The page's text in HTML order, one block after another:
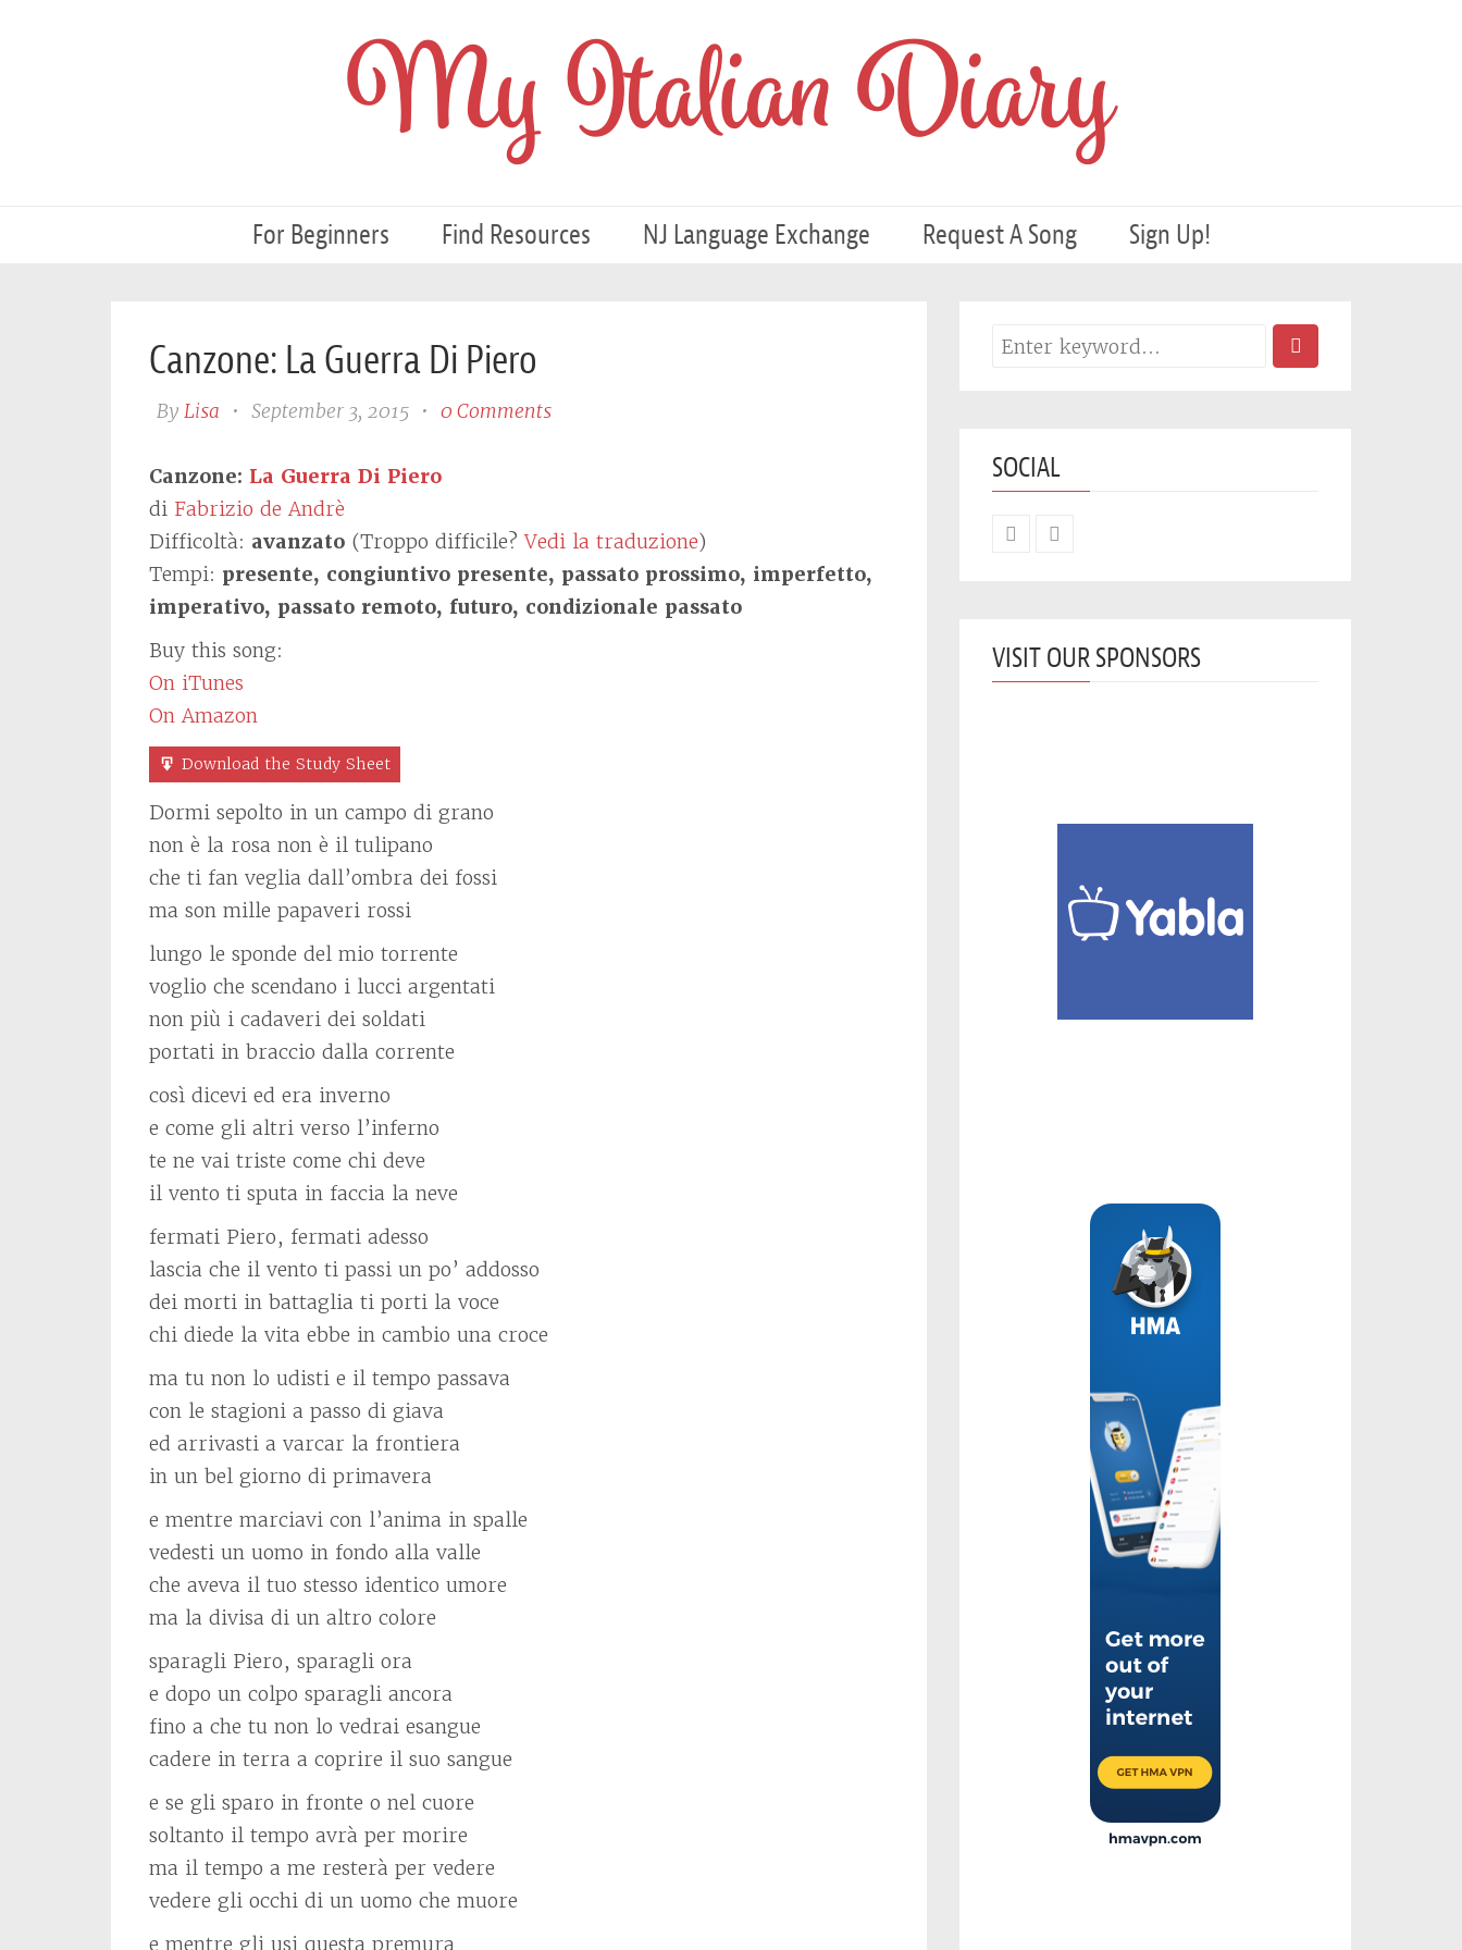
My Italian Diary
For Beginners Find Resources NJ Language Exchange Request A Song Sign Up!
Canzone: La Guerra Di Piero
By Lisa • September 3, 2015 • 0 Comments
Canzone: La Guerra Di Piero
di Fabrizio de Andrè
Difficoltà: avanzato (Troppo difficile?Vedi la traduzione)
Tempi: presente, congiuntivo presente, passato prossimo, imperfetto,
imperativo, passato remoto, futuro, condizionale passato
Buy this song:
On iTunes
On Amazon
Download the Study Sheet
Dormi sepolto in un campo di grano
non è la rosa non è il tulipano
che ti fan veglia dall’ombra dei fossi
ma son mille papaveri rossi
lungo le sponde del mio torrente
voglio che scendano i lucci argentati
non più i cadaveri dei soldati
portati in braccio dalla corrente
così dicevi ed era inverno
e come gli altri verso l’inferno
te ne vai triste come chi deve
il vento ti sputa in faccia la neve
fermati Piero, fermati adesso
lascia che il vento ti passi un po’ addosso
dei morti in battaglia ti porti la voce
chi diede la vita ebbe in cambio una croce
ma tu non lo udisti e il tempo passava
con le stagioni a passo di giava
ed arrivasti a varcar la frontiera
in un bel giorno di primavera
e mentre marciavi con l’anima in spalle
vedesti un uomo in fondo alla valle
che aveva il tuo stesso identico umore
ma la divisa di un altro colore
sparagli Piero, sparagli ora
e dopo un colpo sparagli ancora
fino a che tu non lo vedrai esangue
cadere in terra a coprire il suo sangue
e se gli sparo in fronte o nel cuore
soltanto il tempo avrà per morire
ma il tempo a me resterà per vedere
vedere gli occhi di un uomo che muore
e mentre gli usi questa premura
SOCIAL
VISIT OUR SPONSORS